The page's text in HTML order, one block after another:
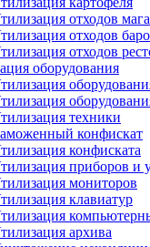
отходов
отходов
отходов
оборудования
техники
конфискат
конфиската
приборов и
мониторов
клавиатур
архива